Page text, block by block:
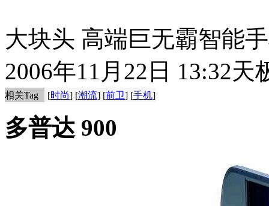
大块头 高端巨无霸智能
2006年11月22日 13:32天
相关Tag [时尚] [潮流] [前卫] [手机]
多普达 900